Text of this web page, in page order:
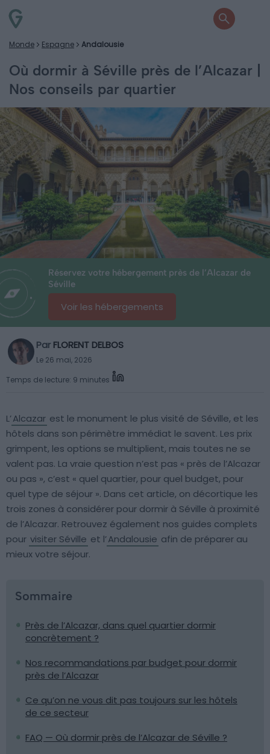
Monde Espagne Andalousie
Où dormir à Séville près de l’Alcazar |
Nos conseils par quartier
Réservez votre hébergement près de l’Alcazar de
Séville
Voir les hébergements
Par FLORENT DELBOS
Le 26 mai, 2026
Temps de lecture: 9 minutes
L’Alcazar est le monument le plus visité de Séville, et les
hôtels dans son périmètre immédiat le savent. Les prix
grimpent, les options se multiplient, mais toutes ne se
valent pas. La vraie question n’est pas « près de l’Alcazar
ou pas », c’est « quel quartier, pour quel budget, pour
quel type de séjour ». Dans cet article, on décortique les
trois zones à considérer pour dormir à Séville à proximité
de l’Alcazar. Retrouvez également nos guides complets
pour visiter Séville et l’Andalousie afin de préparer au
mieux votre séjour.
Sommaire
Près de l’Alcazar, dans quel quartier dormir
concrètement ?
Nos recommandations par budget pour dormir
près de l’Alcazar
Ce qu’on ne vous dit pas toujours sur les hôtels
de ce secteur
FAQ — Où dormir près de l’Alcazar de Séville ?